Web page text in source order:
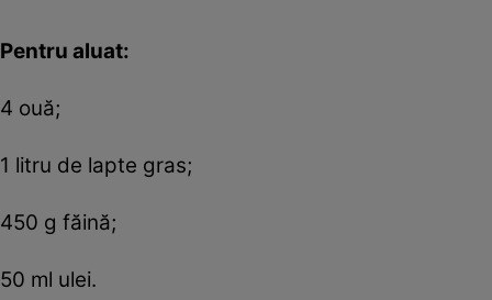
Pentru aluat:
4 ouă;
1 litru de lapte gras;
450 g făină;
50 ml ulei.